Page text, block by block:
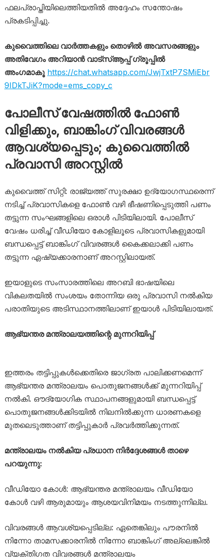
ഫലപ്രാപ്തിയിലെത്തിയതിൽ അദ്ദേഹം സന്തോഷം
പ്രകടിപ്പിച്ചു.
കുവൈത്തിലെ വാർത്തകളും തൊഴിൽ അവസരങ്ങളും
അതിവേഗം അറിയാൻ വാട്സ്ആപ്പ് ഗ്രൂപ്പിൽ
അംഗമാകൂ https://chat.whatsapp.com/JwjTxtP7SMiEbr
9IDkTJiK?mode=ems_copy_c
പോലീസ് വേഷത്തിൽ ഫോൺ
വിളിക്കും, ബാങ്കിംഗ് വിവരങ്ങൾ
ആവശ്യപ്പെടും; കുവൈത്തിൽ
പ്രവാസി അറസ്റ്റിൽ
കുവൈത്ത് സിറ്റി: രാജ്യത്ത് സുരക്ഷാ ഉദ്യോഗസ്ഥരെന്ന്
നടിച്ച് പ്രവാസികളെ ഫോൺ വഴി ഭീഷണിപ്പെടുത്തി പണം
തട്ടുന്ന സംഘങ്ങളിലെ ഒരാൾ പിടിയിലായി. പോലീസ്
വേഷം ധരിച്ച് വീഡിയോ കോളിലൂടെ പ്രവാസികളുമായി
ബന്ധപ്പെട്ട് ബാങ്കിംഗ് വിവരങ്ങൾ കൈക്കലാക്കി പണം
തട്ടുന്ന ഏഷ്യക്കാരനാണ് അറസ്റ്റിലായത്.
ഇയാളുടെ സംസാരത്തിലെ അറബി ഭാഷയിലെ
വികലതയിൽ സംശയം തോന്നിയ ഒരു പ്രവാസി നൽകിയ
പരാതിയുടെ അടിസ്ഥാനത്തിലാണ് ഇയാൾ പിടിയിലായത്.
ആഭ്യന്തര മന്ത്രാലയത്തിന്റെ മുന്നറിയിപ്പ്
ഇത്തരം തട്ടിപ്പുകൾക്കെതിരെ ജാഗ്രത പാലിക്കണമെന്ന്
ആഭ്യന്തര മന്ത്രാലയം പൊതുജനങ്ങൾക്ക് മുന്നറിയിപ്പ്
നൽകി. ഔദ്യോഗിക സ്ഥാപനങ്ങളുമായി ബന്ധപ്പെട്ട്
പൊതുജനങ്ങൾക്കിടയിൽ നിലനിൽക്കുന്ന ധാരണകളെ
മുതലെടുത്താണ് തട്ടിപ്പുകാർ പ്രവർത്തിക്കുന്നത്.
മന്ത്രാലയം നൽകിയ പ്രധാന നിർദ്ദേശങ്ങൾ താഴെ
പറയുന്നു:
വീഡിയോ കോൾ: ആഭ്യന്തര മന്ത്രാലയം വീഡിയോ
കോൾ വഴി ആരുമായും ആശയവിനിമയം നടത്തുന്നില്ല.
വിവരങ്ങൾ ആവശ്യപ്പെടില്ല: ഏതെങ്കിലും പൗരനിൽ
നിന്നോ താമസക്കാരനിൽ നിന്നോ ബാങ്കിംഗ് അല്ലെങ്കിൽ
വ്യക്തിഗത വിവരങ്ങൾ മന്ത്രാലയം